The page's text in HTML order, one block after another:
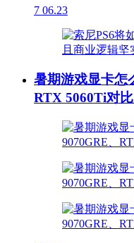
7 06.23
暑期游戏显卡怎
RTX 5060Ti对